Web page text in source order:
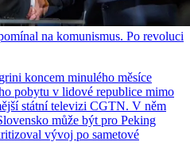
na komunismus. Po revoluci
koncem minulého měsíce
pobytu v lidové republice mimo
státní televizi CGTN. V něm
může být pro Peking
vývoj po sametové